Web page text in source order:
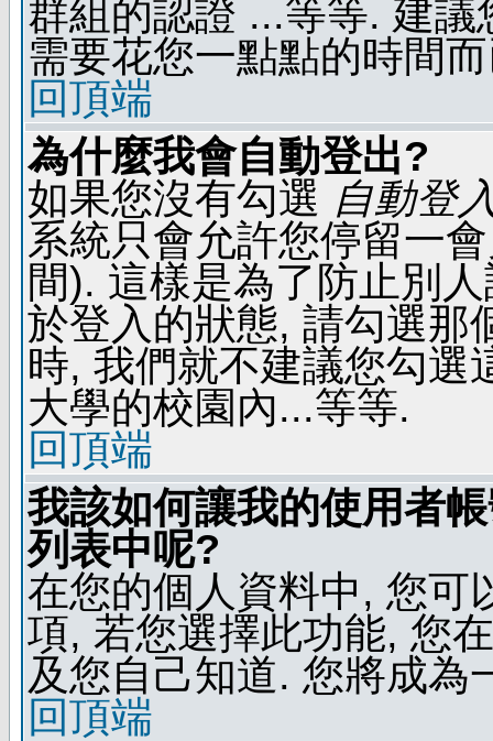
群組的認證 ...等等. 建
需要花您一點點的時間
回頂端
為什麼我會自動登出?
如果您沒有勾選 自動登
系統只會允許您停留一
間). 這樣是為了防止別
於登入的狀態, 請勾選那
時, 我們就不建議您勾選
大學的校園內...等等.
回頂端
我該如何讓我的使用者
列表中呢?
在您的個人資料中, 您可
項, 若您選擇此功能, 您
及您自己知道. 您將成為
回頂端